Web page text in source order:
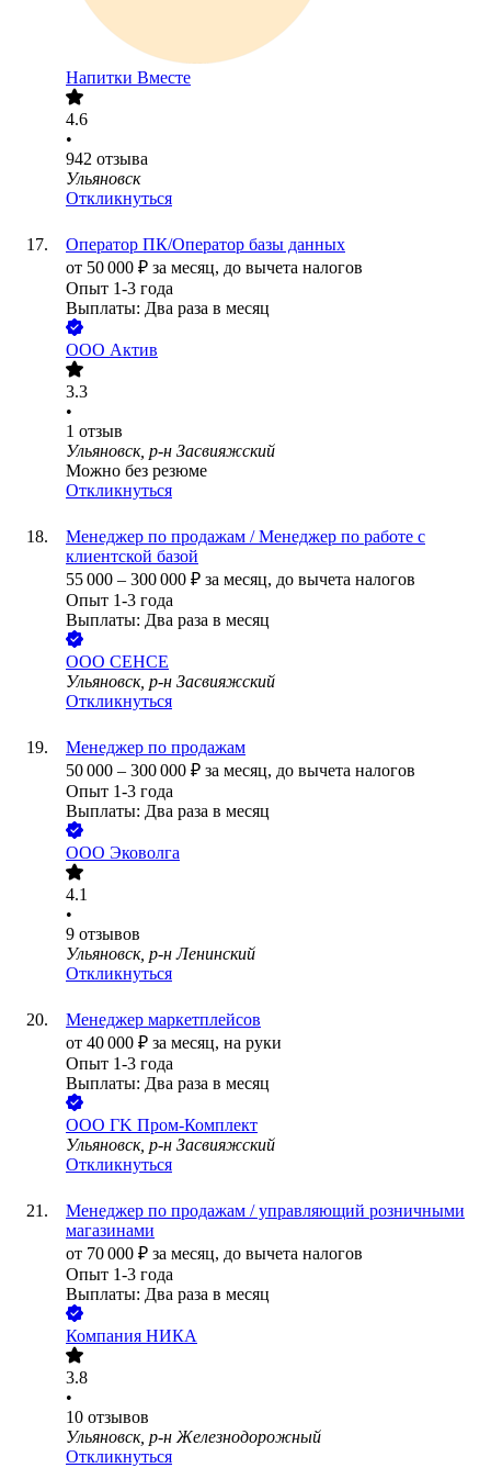
Напитки Вместе
4.6
•
942 отзыва
Ульяновск
Откликнуться
Оператор ПК/Оператор базы данных
от 50 000 ₽ за месяц, до вычета налогов
Опыт 1-3 года
Выплаты: Два раза в месяц
ООО Актив
3.3
•
1 отзыв
Ульяновск, р-н Засвияжский
Можно без резюме
Откликнуться
Менеджер по продажам / Менеджер по работе с
клиентской базой
55 000 – 300 000 ₽ за месяц, до вычета налогов
Опыт 1-3 года
Выплаты: Два раза в месяц
ООО СЕНСЕ
Ульяновск, р-н Засвияжский
Откликнуться
Менеджер по продажам
50 000 – 300 000 ₽ за месяц, до вычета налогов
Опыт 1-3 года
Выплаты: Два раза в месяц
ООО Эковолга
4.1
•
9 отзывов
Ульяновск, р-н Ленинский
Откликнуться
Менеджер маркетплейсов
от 40 000 ₽ за месяц, на руки
Опыт 1-3 года
Выплаты: Два раза в месяц
ООО ГK Пром-Комплект
Ульяновск, р-н Засвияжский
Откликнуться
Менеджер по продажам / управляющий розничными
магазинами
от 70 000 ₽ за месяц, до вычета налогов
Опыт 1-3 года
Выплаты: Два раза в месяц
Компания НИКА
3.8
•
10 отзывов
Ульяновск, р-н Железнодорожный
Откликнуться